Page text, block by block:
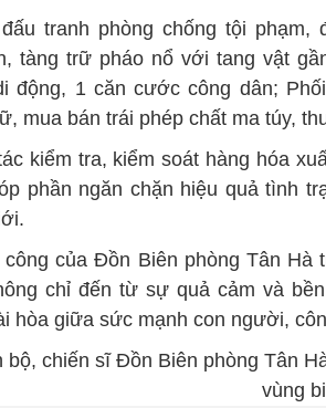
đấu tranh phòng chống tội
tàng trữ pháo nổ với tang vật
động, 1 căn cước công dân;
mua bán trái phép chất ma túy,
kiểm tra, kiểm soát hàng hóa
phần ngăn chặn hiệu quả tình
công của Đồn Biên phòng Tân
chỉ đến từ sự quả cảm và
hòa giữa sức mạnh con người,